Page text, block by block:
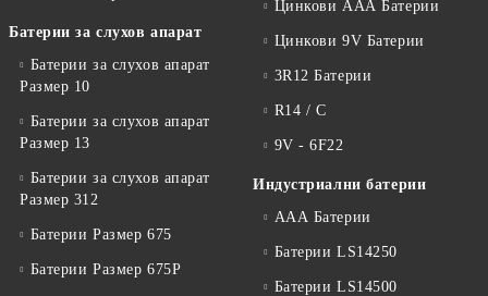
Батерии за слухов апарат
Батерии за слухов апарат
Размер 10
Батерии за слухов апарат
Размер 13
Батерии за слухов апарат
Размер 312
Батерии Размер 675
Батерии Размер 675P
Цинкови ААА Батерии
Цинкови 9V Батерии
3R12 Батерии
R14 / C
9V - 6F22
Индустриални батерии
ААА Батерии
Батерии LS14250
Батерии LS14500